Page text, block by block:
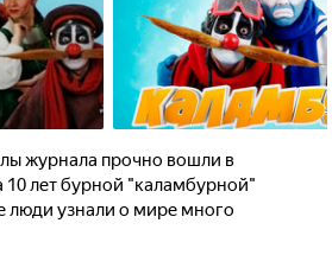
журнала прочно вошли в
10 лет бурной "каламбурной"
люди узнали о мире много